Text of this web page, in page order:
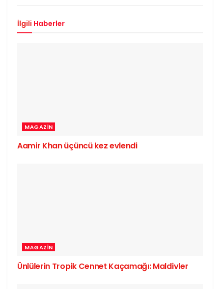
İlgili Haberler
MAGAZIN
Aamir Khan üçüncü kez evlendi
MAGAZIN
Ünlülerin Tropik Cennet Kaçamağı: Maldivler